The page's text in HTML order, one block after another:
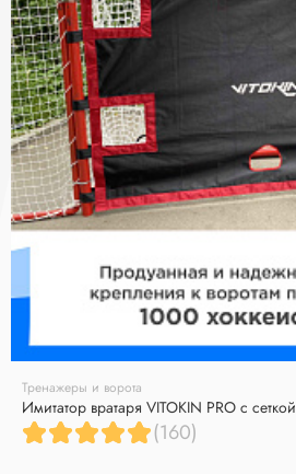
Тренажеры и ворота
Имитатор вратаря VITOKIN PRO с сеткой
(160)